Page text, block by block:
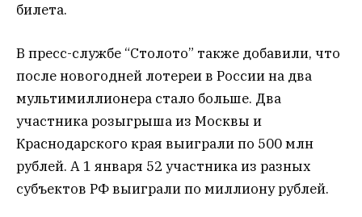
билета.
В пресс-службе “Столото” также добавили, что
после новогодней лотереи в России на два
мультимиллионера стало больше. Два
участника розыгрыша из Москвы и
Краснодарского края выиграли по 500 млн
рублей. А 1 января 52 участника из разных
субъектов РФ выиграли по миллиону рублей.